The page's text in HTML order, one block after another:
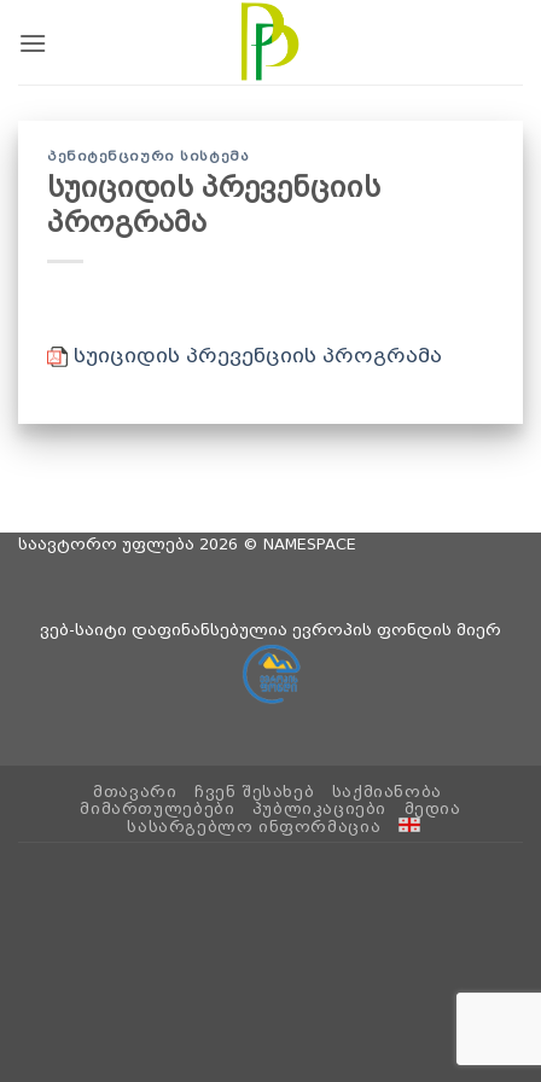
ᲞᲔᲜᲘᲢᲔᲜᲪᲘᲣᲠᲘ ᲡᲘᲡᲢᲔᲛᲐ
სუიციდის პრევენციის
პროგრამა
სუიციდის პრევენციის პროგრამა
საავტორო უფლება 2026 © NAMESPACE
ვებ-საიტი დაფინანსებულია ევროპის ფონდის მიერ
ᲛᲗᲐᲕᲐᲠᲘ ᲩᲕᲔᲜ ᲨᲔᲡᲐᲮᲔᲑ
ᲡᲐᲥᲛᲘᲐᲜᲝᲑᲐ
ᲛᲘᲛᲐᲠᲗᲣᲚᲔᲑᲔᲑᲘ
ᲞᲣᲑᲚᲘᲙᲐᲪᲘᲔᲑᲘ
ᲛᲔᲓᲘᲐ
ᲡᲐᲡᲐᲠᲒᲔᲑᲚᲝ ᲘᲜᲤᲝᲠᲛᲐᲪᲘᲐ